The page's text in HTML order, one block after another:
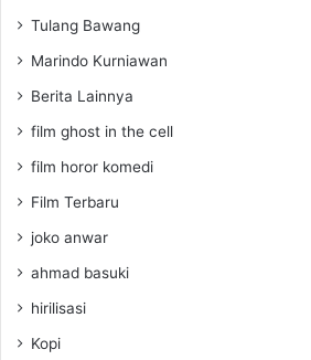
Tulang Bawang
Marindo Kurniawan
Berita Lainnya
film ghost in the cell
film horor komedi
Film Terbaru
joko anwar
ahmad basuki
hirilisasi
Kopi